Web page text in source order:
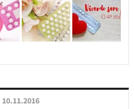
10.11.2016